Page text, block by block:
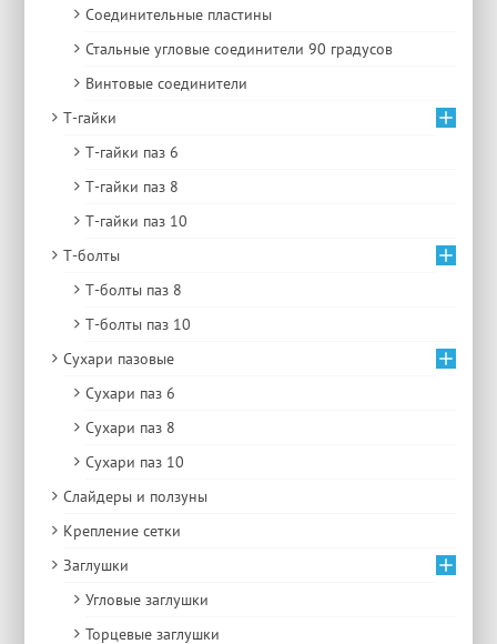
Соединительные пластины
Стальные угловые соединители 90 градусов
Винтовые соединители
Т-гайки
Т-гайки паз 6
Т-гайки паз 8
Т-гайки паз 10
Т-болты
Т-болты паз 8
Т-болты паз 10
Сухари пазовые
Сухари паз 6
Сухари паз 8
Сухари паз 10
Слайдеры и ползуны
Крепление сетки
Заглушки
Угловые заглушки
Торцевые заглушки